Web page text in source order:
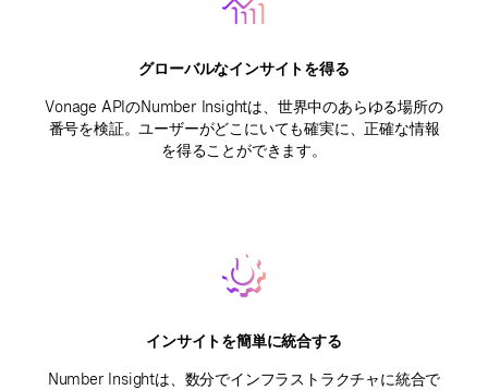
グローバルなインサイトを得る
Vonage APIのNumber Insightは、世界中のあらゆる場所の
番号を検証。ユーザーがどこにいても確実に、正確な情報
を得ることができます。
インサイトを簡単に統合する
Number Insightは、数分でインフラストラクチャに統合で